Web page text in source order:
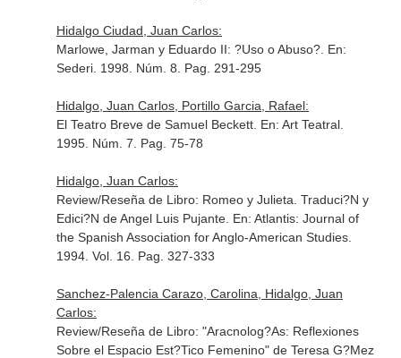
Hidalgo Ciudad, Juan Carlos:
Marlowe, Jarman y Eduardo II: ?Uso o Abuso?. En:
Sederi. 1998. Núm. 8. Pag. 291-295
Hidalgo, Juan Carlos, Portillo Garcia, Rafael:
El Teatro Breve de Samuel Beckett. En: Art Teatral.
1995. Núm. 7. Pag. 75-78
Hidalgo, Juan Carlos:
Review/Reseña de Libro: Romeo y Julieta. Traduci?N y
Edici?N de Angel Luis Pujante. En: Atlantis: Journal of
the Spanish Association for Anglo-American Studies.
1994. Vol. 16. Pag. 327-333
Sanchez-Palencia Carazo, Carolina, Hidalgo, Juan
Carlos:
Review/Reseña de Libro: "Aracnolog?As: Reflexiones
Sobre el Espacio Est?Tico Femenino" de Teresa G?Mez